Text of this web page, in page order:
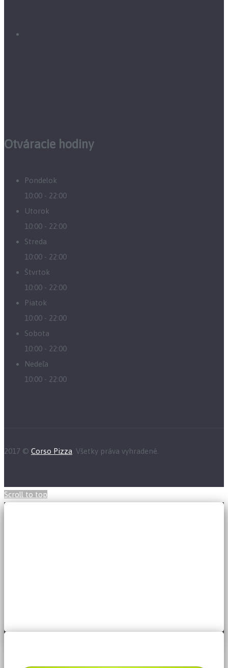
Otváracie hodiny
Pondelok
10:00 - 22:00
Utorok
10:00 - 22:00
Streda
10:00 - 22:00
Štvrtok
10:00 - 22:00
Piatok
10:00 - 22:00
Sobota
10:00 - 22:00
Nedeľa
10:00 - 22:00
2017 © Corso Pizza . Všetky práva vyhradené.
Scroll to top